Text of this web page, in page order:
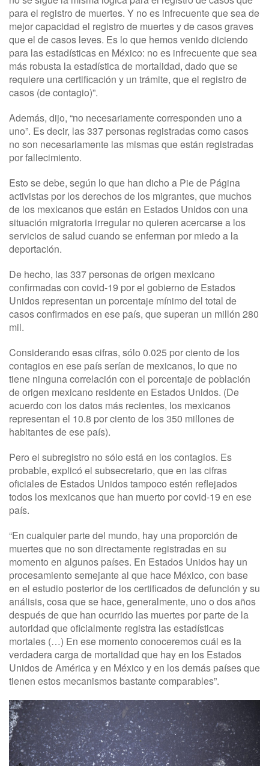
para el registro de muertes. Y no es infrecuente que sea de
mejor capacidad el registro de muertes y de casos graves
que el de casos leves. Es lo que hemos venido diciendo
para las estadísticas en México: no es infrecuente que sea
más robusta la estadística de mortalidad, dado que se
requiere una certificación y un trámite, que el registro de
casos (de contagio)”.
Además, dijo, “no necesariamente corresponden uno a
uno”. Es decir, las 337 personas registradas como casos
no son necesariamente las mismas que están registradas
por fallecimiento.
Esto se debe, según lo que han dicho a Pie de Página
activistas por los derechos de los migrantes, que muchos
de los mexicanos que están en Estados Unidos con una
situación migratoria irregular no quieren acercarse a los
servicios de salud cuando se enferman por miedo a la
deportación.
De hecho, las 337 personas de origen mexicano
confirmadas con covid-19 por el gobierno de Estados
Unidos representan un porcentaje mínimo del total de
casos confirmados en ese país, que superan un millón 280
mil.
Considerando esas cifras, sólo 0.025 por ciento de los
contagios en ese país serían de mexicanos, lo que no
tiene ninguna correlación con el porcentaje de población
de origen mexicano residente en Estados Unidos. (De
acuerdo con los datos más recientes, los mexicanos
representan el 10.8 por ciento de los 350 millones de
habitantes de ese país).
Pero el subregistro no sólo está en los contagios. Es
probable, explicó el subsecretario, que en las cifras
oficiales de Estados Unidos tampoco estén reflejados
todos los mexicanos que han muerto por covid-19 en ese
país.
“En cualquier parte del mundo, hay una proporción de
muertes que no son directamente registradas en su
momento en algunos países. En Estados Unidos hay un
procesamiento semejante al que hace México, con base
en el estudio posterior de los certificados de defunción y su
análisis, cosa que se hace, generalmente, uno o dos años
después de que han ocurrido las muertes por parte de la
autoridad que oficialmente registra las estadísticas
mortales (…) En ese momento conoceremos cuál es la
verdadera carga de mortalidad que hay en los Estados
Unidos de América y en México y en los demás países que
tienen estos mecanismos bastante comparables”.